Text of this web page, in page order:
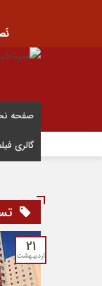
صفحه
گالری
21
اردیبهشت